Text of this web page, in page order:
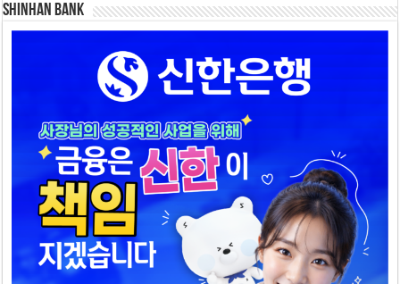
SHINHAN BANK